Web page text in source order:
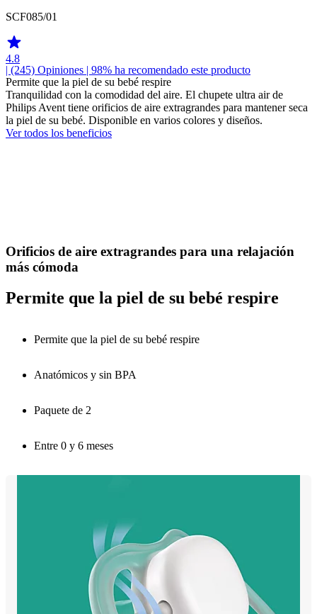
SCF085/01
4.8
| (245) Opiniones | 98% ha recomendado este producto
Permite que la piel de su bebé respire
Tranquilidad con la comodidad del aire. El chupete ultra air de
Philips Avent tiene orificios de aire extragrandes para mantener seca
la piel de su bebé. Disponible en varios colores y diseños.
Ver todos los beneficios
Orificios de aire extragrandes para una relajación
más cómoda
Permite que la piel de su bebé respire
Permite que la piel de su bebé respire
Anatómicos y sin BPA
Paquete de 2
Entre 0 y 6 meses